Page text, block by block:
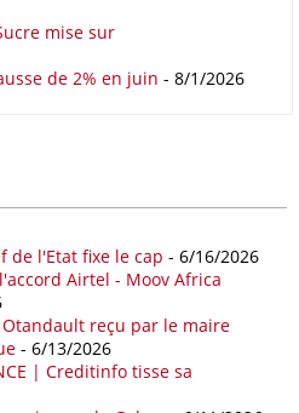
avec la Chine s’est creusé de 48,27
de 2026 comparativement à la
à 36,8 milliards de dollars, en
Durant la même période, les
du continent ont atteint 45,02
leurs projets gaziers communs, afin
énergétiques en
par des tensions
perturbations sur le marché
mise sur
de 2% en juin - 8/1/2026
de l'Etat fixe le cap - 6/16/2026
Airtel - Moov Africa
Otandault reçu par le maire
- 6/13/2026
| Creditinfo tisse sa